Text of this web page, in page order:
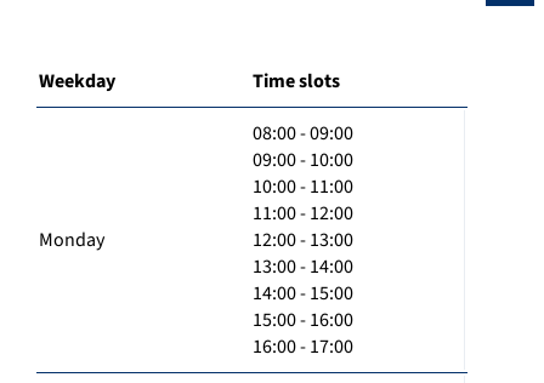
Weekday Time slots
Monday
08:00 - 09:00
09:00 - 10:00
10:00 - 11:00
11:00 - 12:00
12:00 - 13:00
13:00 - 14:00
14:00 - 15:00
15:00 - 16:00
16:00 - 17:00